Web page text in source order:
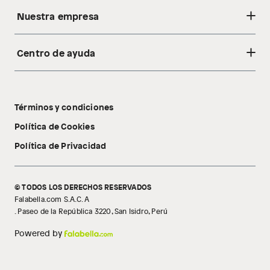
Nuestra empresa
Acerca de nosotros
Tecnología Pillow Walk
Centro de ayuda
Libro de reclamaciones
Términos y condiciones
Política de Cookies
Política de Privacidad
© TODOS LOS DERECHOS RESERVADOS
Falabella.com S.A.C. A
. Paseo de la República 3220, San Isidro, Perú
Powered by